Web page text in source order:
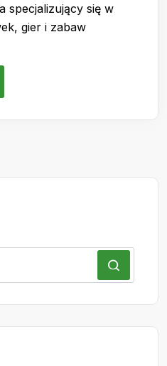
specjalizujący się w
gier i zabaw